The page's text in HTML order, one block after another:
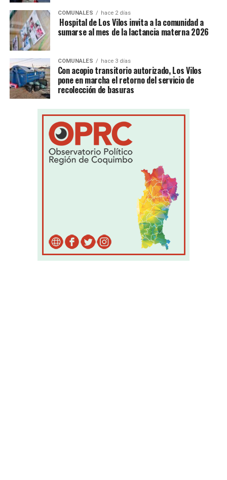
COMUNALES hace 2 días
Hospital de Los Vilos invita a la comunidad a
sumarse al mes de la lactancia materna 2026
COMUNALES hace 3 días
Con acopio transitorio autorizado, Los Vilos
pone en marcha el retorno del servicio de
recolección de basuras